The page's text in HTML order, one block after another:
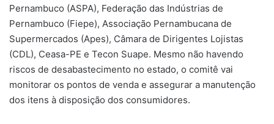
Pernambuco (ASPA), Federação das Indústrias de
Pernambuco (Fiepe), Associação Pernambucana de
Supermercados (Apes), Câmara de Dirigentes Lojistas
(CDL), Ceasa-PE e Tecon Suape. Mesmo não havendo
riscos de desabastecimento no estado, o comitê vai
monitorar os pontos de venda e assegurar a manutenção
dos itens à disposição dos consumidores.